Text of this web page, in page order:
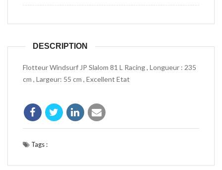
DESCRIPTION
Flotteur Windsurf JP Slalom 81 L Racing , Longueur : 235
cm , Largeur: 55 cm , Excellent Etat
Tags :